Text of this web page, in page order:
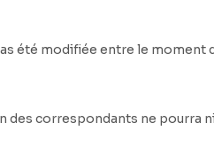
été modifiée entre le moment
des correspondants ne